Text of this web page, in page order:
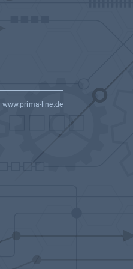
www.prima-line.de